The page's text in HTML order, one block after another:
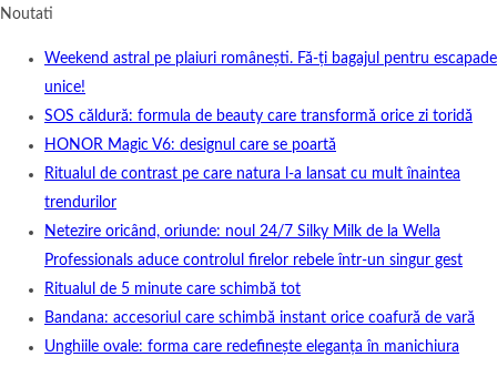
Noutati
Weekend astral pe plaiuri românești. Fă-ți bagajul pentru escapade
unice!
SOS căldură: formula de beauty care transformă orice zi toridă
HONOR Magic V6: designul care se poartă
Ritualul de contrast pe care natura l-a lansat cu mult înaintea
trendurilor
Netezire oricând, oriunde: noul 24/7 Silky Milk de la Wella
Professionals aduce controlul firelor rebele într-un singur gest
Ritualul de 5 minute care schimbă tot
Bandana: accesoriul care schimbă instant orice coafură de vară
Unghiile ovale: forma care redefinește eleganța în manichiura